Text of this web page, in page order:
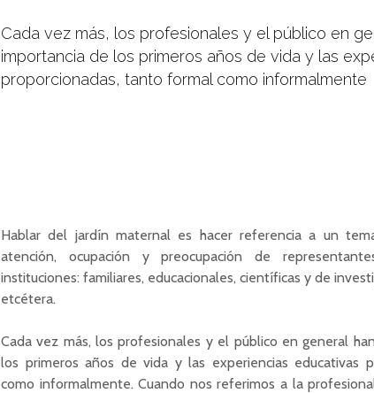
Cada vez más, los profesionales y el público en
importancia de los primeros años de vida y las
proporcionadas, tanto formal como informalmente
Hablar del jardín maternal es hacer referencia a un
atención, ocupación y preocupación de
instituciones: familiares, educacionales, científicas y de
etcétera.
Cada vez más, los profesionales y el público en general
los primeros años de vida y las experiencias educativas
como informalmente. Cuando nos referimos a la